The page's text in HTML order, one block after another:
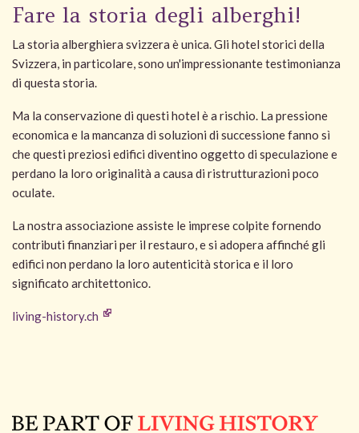
Fare la storia degli alberghi!
La storia alberghiera svizzera è unica. Gli hotel storici della
Svizzera, in particolare, sono un'impressionante testimonianza
di questa storia.
Ma la conservazione di questi hotel è a rischio. La pressione
economica e la mancanza di soluzioni di successione fanno sì
che questi preziosi edifici diventino oggetto di speculazione e
perdano la loro originalità a causa di ristrutturazioni poco
oculate.
La nostra associazione assiste le imprese colpite fornendo
contributi finanziari per il restauro, e si adopera affinché gli
edifici non perdano la loro autenticità storica e il loro
significato architettonico.
living-history.ch